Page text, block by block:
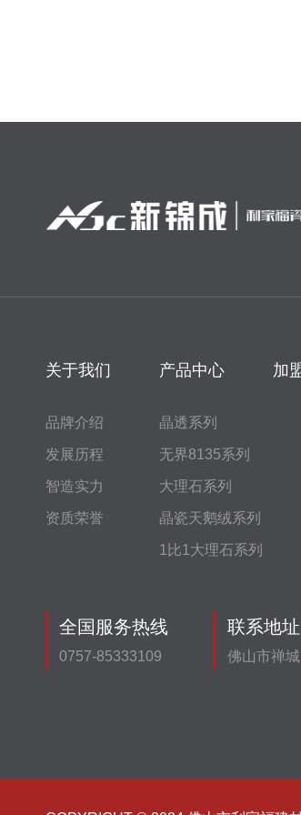
关于我们
品牌介绍
发展历程
智造实力
资质荣誉
产品中心
晶透系列
无界8135系列
大理石系列
晶瓷天鹅绒系列
1比1大理石系列
加
全国服务热线
0757-85333109
联系地址
佛山市禅